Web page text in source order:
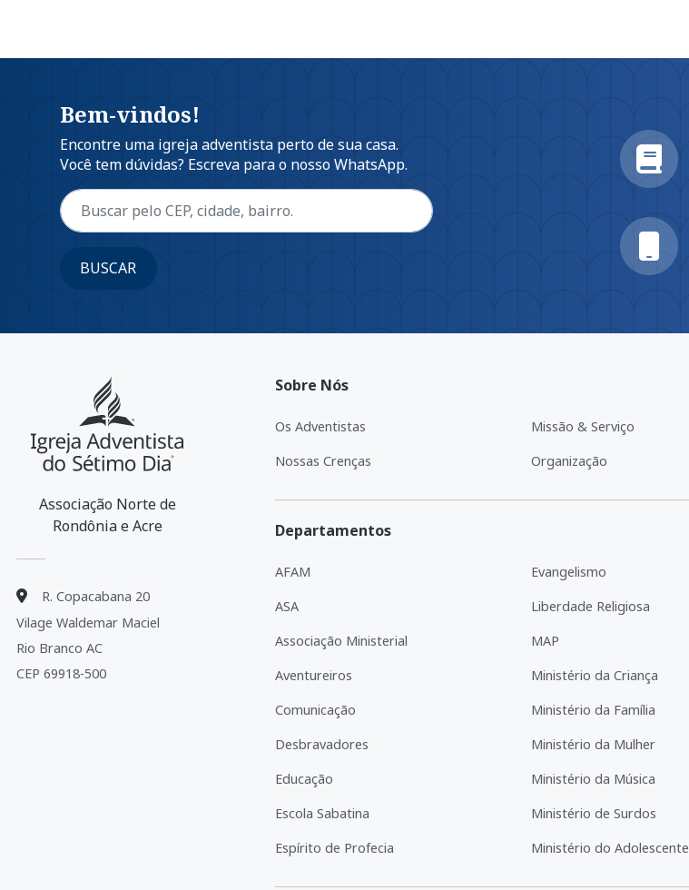
Bem-vindos!
Encontre uma igreja adventista perto de sua casa.
Você tem dúvidas? Escreva para o nosso WhatsApp.
BUSCAR
Associação Norte de
Rondônia e Acre
R. Copacabana 20
Vilage Waldemar Maciel
Rio Branco AC
CEP 69918-500
Sobre Nós
Os Adventistas
Nossas Crenças
Missão & Serviço
Organização
Departamentos
AFAM
ASA
Associação Ministerial
Aventureiros
Comunicação
Desbravadores
Educação
Escola Sabatina
Espírito de Profecia
Evangelismo
Liberdade Religiosa
MAP
Ministério da Criança
Ministério da Família
Ministério da Mulher
Ministério da Música
Ministério de Surdos
Ministério do Adolescente